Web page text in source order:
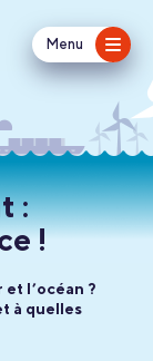
:
!
l’océan ?
à quelles
Menu